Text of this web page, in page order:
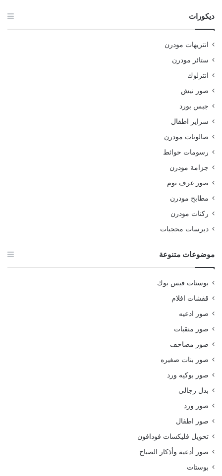
ديكورات
انتريهات مودرن
ستائر مودرن
انترلوك
صور نيش
جبس بورد
سراير اطفال
صالونات مودرن
رسومات حوائط
جزامة مودرن
صور غرف نوم
مطابخ مودرن
ركنات مودرن
ديرسات محجبات
موضوعات متنوعة
بوستات فيس بوك
قفشات افلام
صور ادعيه
صور منقبات
صور مصاحف
صور بنات صغيره
صور بوكيه ورد
بدل رجالي
صور ورد
صور اطفال
تحويل فليكسات فودافون
صور أدعية وأذكار الصباح
بوستات